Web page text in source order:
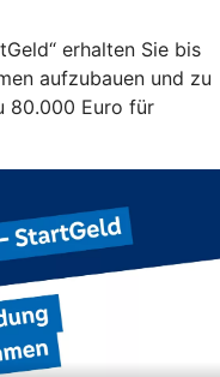
erhalten Sie bis
aufzubauen und zu
80.000 Euro für